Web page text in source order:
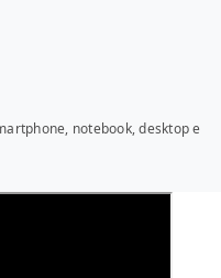
notebook, desktop e